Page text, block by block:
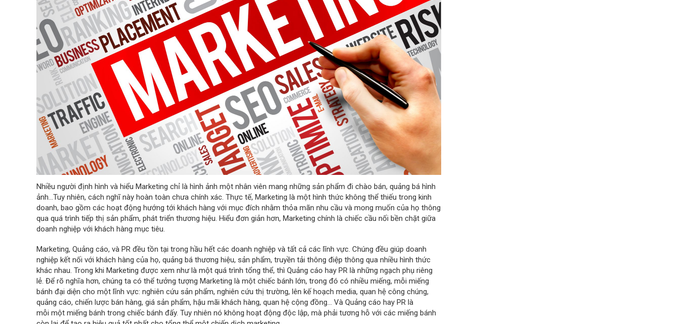
Nhiều người định hình và hiểu Marketing chỉ là hình ảnh một nhân viên mang những sản phẩm đi chào bán, quảng bá hình
ảnh…Tuy nhiên, cách nghĩ này hoàn toàn chưa chính xác. Thực tế, Marketing là một hình thức không thể thiếu trong kinh
doanh, bao gồm các hoạt động hướng tới khách hàng với mục đích nhằm thỏa mãn nhu cầu và mong muốn của họ thông
qua quá trình tiếp thị sản phẩm, phát triển thương hiệu. Hiểu đơn giản hơn, Marketing chính là chiếc cầu nối bền chặt giữa
doanh nghiệp với khách hàng mục tiêu.
Marketing, Quảng cáo, và PR đều tồn tại trong hầu hết các doanh nghiệp và tất cả các lĩnh vực. Chúng đều giúp doanh
nghiệp kết nối với khách hàng của họ, quảng bá thương hiệu, sản phẩm, truyền tải thông điệp thông qua nhiều hình thức
khác nhau. Trong khi Marketing được xem như là một quá trình tổng thể, thì Quảng cáo hay PR là những ngạch phụ riêng
lẻ. Để rõ nghĩa hơn, chúng ta có thể tưởng tượng Marketing là một chiếc bánh lớn, trong đó có nhiều miếng, mỗi miếng
bánh đại diện cho một lĩnh vực: nghiên cứu sản phẩm, nghiên cứu thị trường, lên kế hoạch media, quan hệ công chúng,
quảng cáo, chiến lược bán hàng, giá sản phẩm, hậu mãi khách hàng, quan hệ cộng đồng... Và Quảng cáo hay PR là
mỗi một miếng bánh trong chiếc bánh đấy. Tuy nhiên nó không hoạt động độc lập, mà phải tương hỗ với các miếng bánh